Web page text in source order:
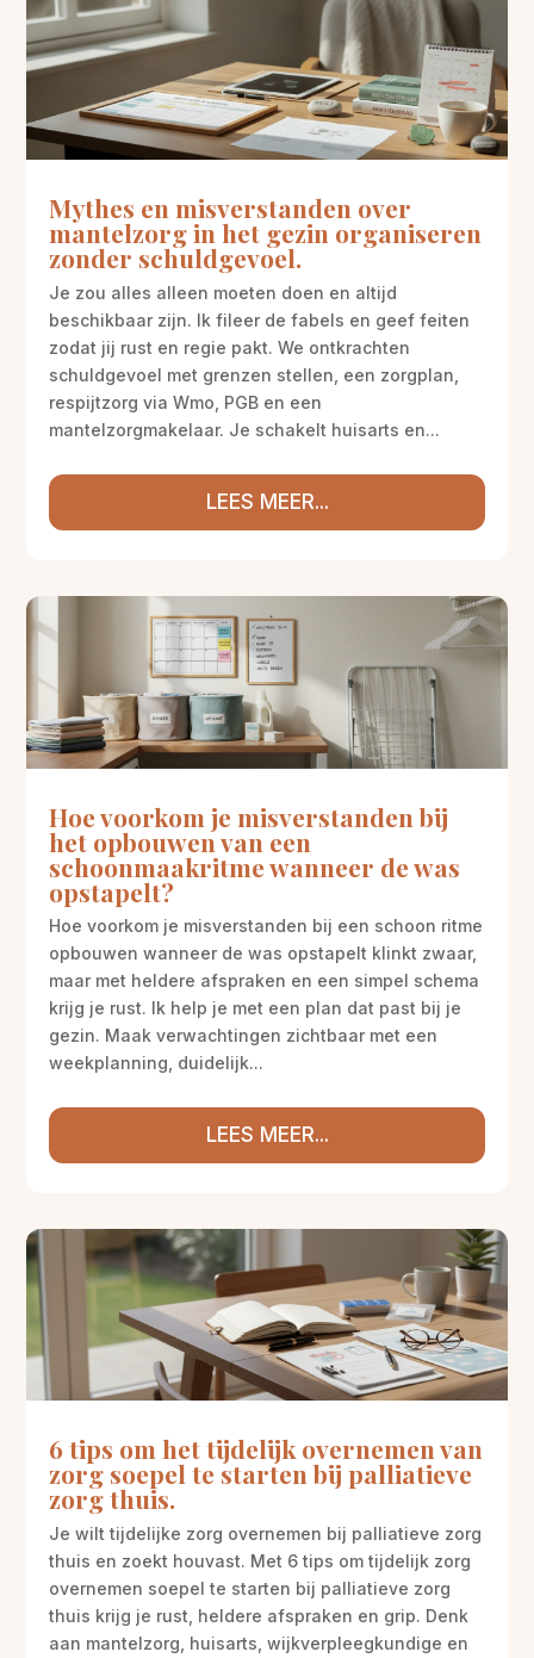
Mythes en misverstanden over
mantelzorg in het gezin organiseren
zonder schuldgevoel.
Je zou alles alleen moeten doen en altijd
beschikbaar zijn. Ik fileer de fabels en geef feiten
zodat jij rust en regie pakt. We ontkrachten
schuldgevoel met grenzen stellen, een zorgplan,
respijtzorg via Wmo, PGB en een
mantelzorgmakelaar. Je schakelt huisarts en...
LEES MEER...
Hoe voorkom je misverstanden bij
het opbouwen van een
schoonmaakritme wanneer de was
opstapelt?
Hoe voorkom je misverstanden bij een schoon ritme
opbouwen wanneer de was opstapelt klinkt zwaar,
maar met heldere afspraken en een simpel schema
krijg je rust. Ik help je met een plan dat past bij je
gezin. Maak verwachtingen zichtbaar met een
weekplanning, duidelijk...
LEES MEER...
6 tips om het tijdelijk overnemen van
zorg soepel te starten bij palliatieve
zorg thuis.
Je wilt tijdelijke zorg overnemen bij palliatieve zorg
thuis en zoekt houvast. Met 6 tips om tijdelijk zorg
overnemen soepel te starten bij palliatieve zorg
thuis krijg je rust, heldere afspraken en grip. Denk
aan mantelzorg, huisarts, wijkverpleegkundige en